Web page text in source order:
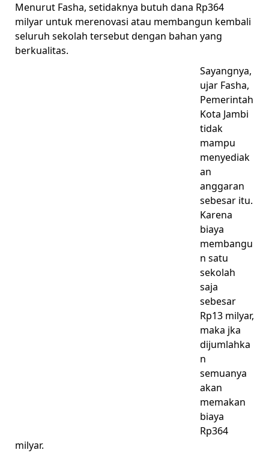
Menurut Fasha, setidaknya butuh dana Rp364
milyar untuk merenovasi atau membangun kembali
seluruh sekolah tersebut dengan bahan yang
berkualitas.
Sayangnya,
ujar Fasha,
Pemerintah
Kota Jambi
tidak
mampu
menyediak
an
anggaran
sebesar itu.
Karena
biaya
membangu
n satu
sekolah
saja
sebesar
Rp13 milyar,
maka jka
dijumlahka
n
semuanya
akan
memakan
biaya
Rp364
milyar.